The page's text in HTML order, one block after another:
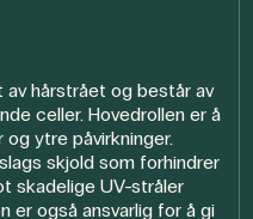
hårstrået og består av
celler. Hovedrollen er å
ytre påvirkninger.
skjold som forhindrer
skadelige UV-stråler
er også ansvarlig for å gi